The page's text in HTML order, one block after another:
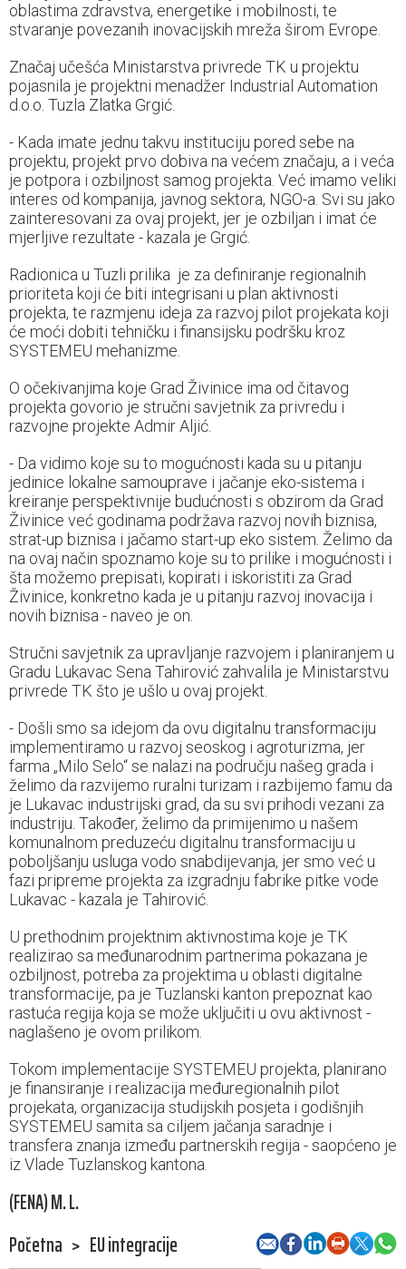
oblastima zdravstva, energetike i mobilnosti, te
stvaranje povezanih inovacijskih mreža širom Evrope.
Značaj učešća Ministarstva privrede TK u projektu
pojasnila je projektni menadžer Industrial Automation
d.o.o. Tuzla Zlatka Grgić.
- Kada imate jednu takvu instituciju pored sebe na
projektu, projekt prvo dobiva na većem značaju, a i veća
je potpora i ozbiljnost samog projekta. Već imamo veliki
interes od kompanija, javnog sektora, NGO-a. Svi su jako
zainteresovani za ovaj projekt, jer je ozbiljan i imat će
mjerljive rezultate - kazala je Grgić.
Radionica u Tuzli prilika je za definiranje regionalnih
prioriteta koji će biti integrisani u plan aktivnosti
projekta, te razmjenu ideja za razvoj pilot projekata koji
će moći dobiti tehničku i finansijsku podršku kroz
SYSTEMEU mehanizme.
O očekivanjima koje Grad Živinice ima od čitavog
projekta govorio je stručni savjetnik za privredu i
razvojne projekte Admir Aljić.
- Da vidimo koje su to mogućnosti kada su u pitanju
jedinice lokalne samouprave i jačanje eko-sistema i
kreiranje perspektivnije budućnosti s obzirom da Grad
Živinice već godinama podržava razvoj novih biznisa,
strat-up biznisa i jačamo start-up eko sistem. Želimo da
na ovaj način spoznamo koje su to prilike i mogućnosti i
šta možemo prepisati, kopirati i iskoristiti za Grad
Živinice, konkretno kada je u pitanju razvoj inovacija i
novih biznisa - naveo je on.
Stručni savjetnik za upravljanje razvojem i planiranjem u
Gradu Lukavac Sena Tahirović zahvalila je Ministarstvu
privrede TK što je ušlo u ovaj projekt.
- Došli smo sa idejom da ovu digitalnu transformaciju
implementiramo u razvoj seoskog i agroturizma, jer
farma „Milo Selo“ se nalazi na području našeg grada i
želimo da razvijemo ruralni turizam i razbijemo famu da
je Lukavac industrijski grad, da su svi prihodi vezani za
industriju. Također, želimo da primijenimo u našem
komunalnom preduzeću digitalnu transformaciju u
poboljšanju usluga vodo snabdijevanja, jer smo već u
fazi pripreme projekta za izgradnju fabrike pitke vode
Lukavac - kazala je Tahirović.
U prethodnim projektnim aktivnostima koje je TK
realizirao sa međunarodnim partnerima pokazana je
ozbiljnost, potreba za projektima u oblasti digitalne
transformacije, pa je Tuzlanski kanton prepoznat kao
rastuća regija koja se može uključiti u ovu aktivnost -
naglašeno je ovom prilikom.
Tokom implementacije SYSTEMEU projekta, planirano
je finansiranje i realizacija međuregionalnih pilot
projekata, organizacija studijskih posjeta i godišnjih
SYSTEMEU samita sa ciljem jačanja saradnje i
transfera znanja između partnerskih regija - saopćeno je
iz Vlade Tuzlanskog kantona.
(FENA) M. L.
Početna > EU integracije